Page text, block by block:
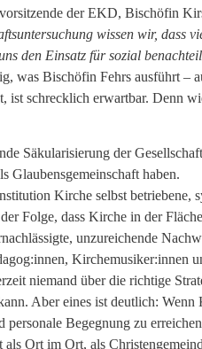
der EKD, Bischöfin
wissen wir, dass
den Einsatz für sozial
was Bischöfin Fehrs ausführt –
ist schrecklich erwartbar. Denn
Säkularisierung der
Glaubensgemeinschaft haben.
Kirche selbst betriebene,
Folge, dass Kirche in der
unzureichende
Kirchemusiker:innen
niemand über die richtige
Aber eines ist deutlich:
personale Begegnung zu
Ort im Ort, als